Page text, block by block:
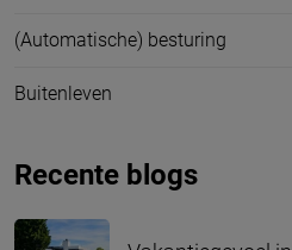
(Automatische) besturing
Buitenleven
Recente blogs